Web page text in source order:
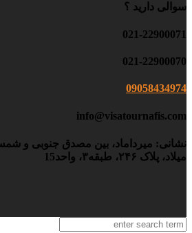
سوالی دارید ؟
021-22900071
021-22900070
09058434974
info@visatournafis.com
نشانی: میرداماد، بین مصدق جنوبی و
میلاد، پلاک ۲۴۶، طبقه۳، واحد15